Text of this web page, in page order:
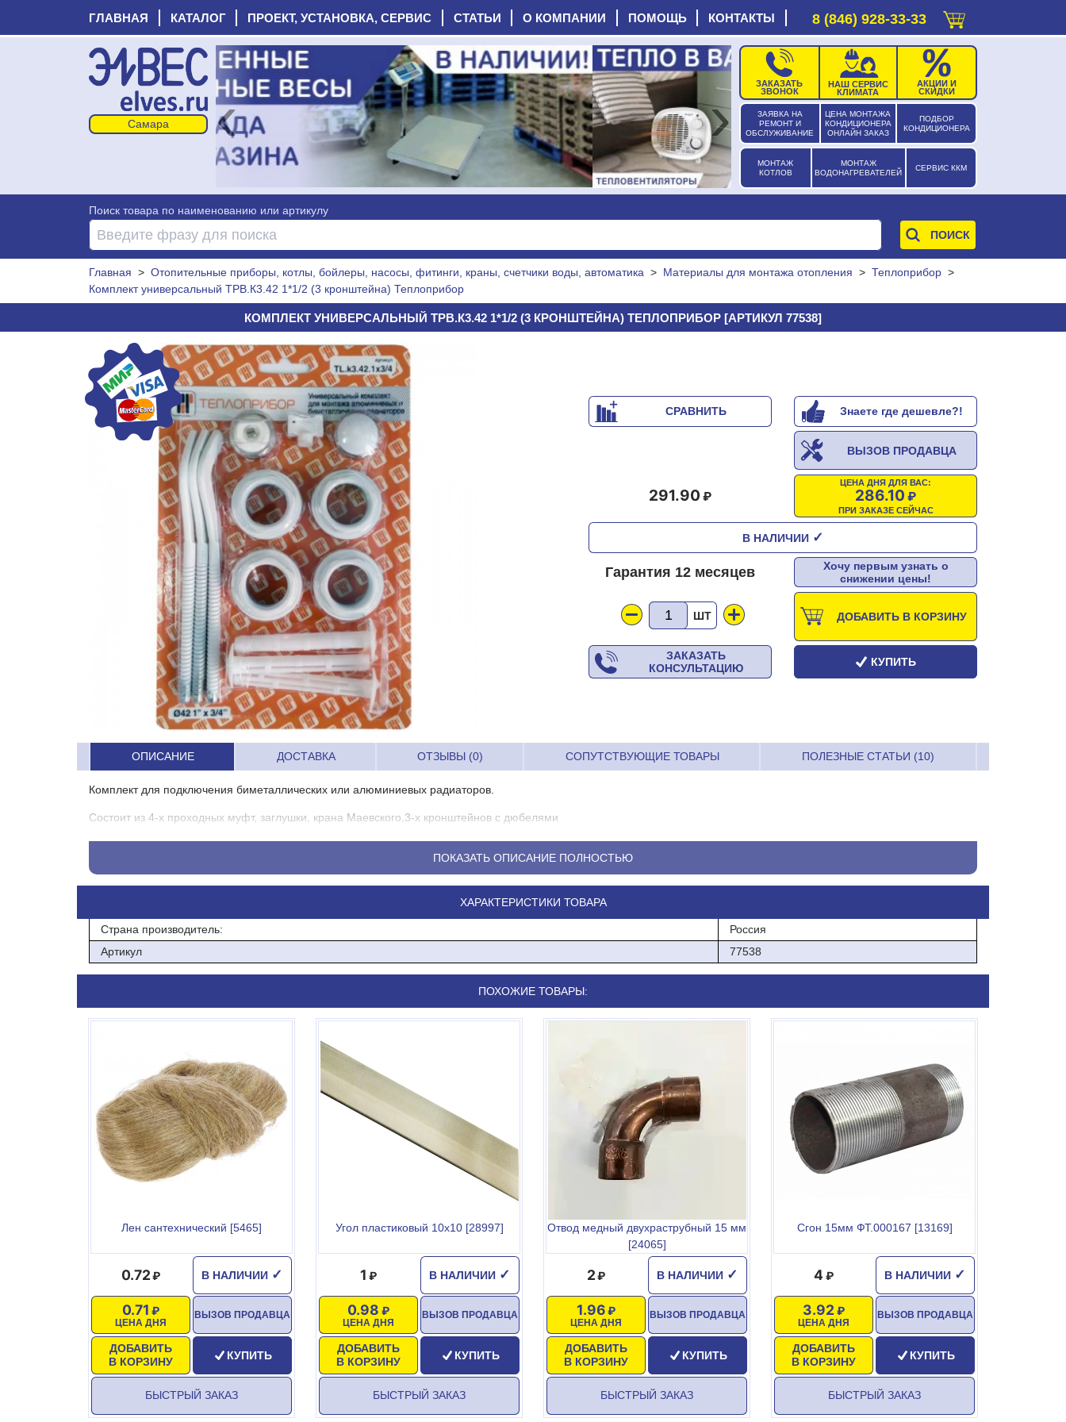
ГЛАВНАЯ КАТАЛОГ ПРОЕКТ, УСТАНОВКА, СЕРВИС СТАТЬИ О КОМПАНИИ ПОМОЩЬ КОНТАКТЫ 8 (846) 928-33-33
ЗАЯВКА НА
РЕМОНТ И
ОБСЛУЖИВАНИЕ
ЦЕНА МОНТАЖА
КОНДИЦИОНЕРА
ОНЛАЙН ЗАКАЗ
ПОДБОР
КОНДИЦИОНЕРА
МОНТАЖ
КОТЛОВ
МОНТАЖ
ВОДОНАГРЕВАТЕЛЕЙ
СЕРВИС ККМ
ЗАКАЗАТЬ
ЗВОНОК
НАШ СЕРВИС
КЛИМАТА
АКЦИИ И
СКИДКИ
‹ ›
Поиск товара по наименованию или артикулу
Главная > Отопительные приборы, котлы, бойлеры, насосы, фитинги, краны, счетчики воды, автоматика > Материалы для монтажа отопления > Теплоприбор >
Комплект универсальный ТРВ.К3.42 1*1/2 (3 кронштейна) Теплоприбор
КОМПЛЕКТ УНИВЕРСАЛЬНЫЙ ТРВ.К3.42 1*1/2 (3 КРОНШТЕЙНА) ТЕПЛОПРИБОР [АРТИКУЛ 77538]
СРАВНИТЬ Знаете где дешевле?!
ВЫЗОВ ПРОДАВЦА
ЦЕНА ДНЯ ДЛЯ ВАС:
286.10
ПРИ ЗАКАЗЕ СЕЙЧАС
291.90
В НАЛИЧИИ ✓
Гарантия 12 месяцев
Хочу первым узнать о
снижении цены!
ШТ ДОБАВИТЬ В КОРЗИНУ
ЗАКАЗАТЬ
КОНСУЛЬТАЦИЮ
КУПИТЬ
ОПИСАНИЕ ДОСТАВКА ОТЗЫВЫ (0) СОПУТСТВУЮЩИЕ ТОВАРЫ ПОЛЕЗНЫЕ СТАТЬИ (10)
Комплект для подключения биметаллических или алюминиевых радиаторов.
Состоит из 4-х проходных муфт, заглушки, крана Маевского,3-х кронштейнов с дюбелями
ПОКАЗАТЬ ОПИСАНИЕ ПОЛНОСТЬЮ
ХАРАКТЕРИСТИКИ ТОВАРА
Страна производитель:
Россия
Артикул
77538
ПОХОЖИЕ ТОВАРЫ:
Лен сантехнический [5465]
В НАЛИЧИИ ✓
0.72
ЦЕНА ДНЯ
0.71
ДОБАВИТЬ
В КОРЗИНУ
ВЫЗОВ ПРОДАВЦА
КУПИТЬ
БЫСТРЫЙ ЗАКАЗ
Угол пластиковый 10х10 [28997]
В НАЛИЧИИ ✓
1
ЦЕНА ДНЯ
0.98
ДОБАВИТЬ
В КОРЗИНУ
ВЫЗОВ ПРОДАВЦА
КУПИТЬ
БЫСТРЫЙ ЗАКАЗ
Отвод медный двухраструбный 15 мм
[24065]
В НАЛИЧИИ ✓
2
ЦЕНА ДНЯ
1.96
ДОБАВИТЬ
В КОРЗИНУ
ВЫЗОВ ПРОДАВЦА
КУПИТЬ
БЫСТРЫЙ ЗАКАЗ
Сгон 15мм ФТ.000167 [13169]
В НАЛИЧИИ ✓
4
ЦЕНА ДНЯ
3.92
ДОБАВИТЬ
В КОРЗИНУ
ВЫЗОВ ПРОДАВЦА
КУПИТЬ
БЫСТРЫЙ ЗАКАЗ